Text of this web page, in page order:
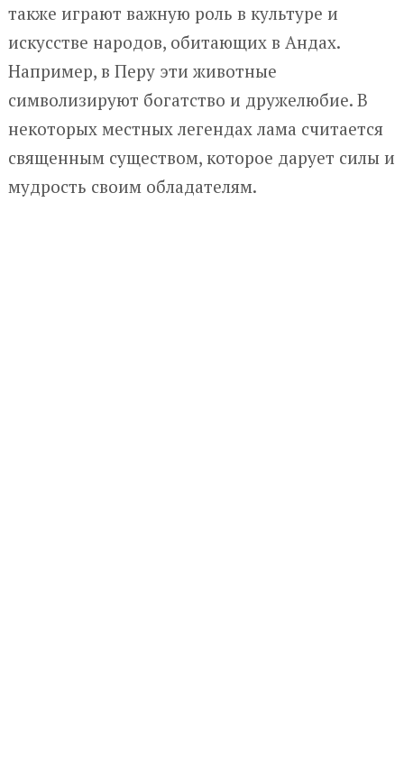
также играют важную роль в культуре и
искусстве народов, обитающих в Андах.
Например, в Перу эти животные
символизируют богатство и дружелюбие. В
некоторых местных легендах лама считается
священным существом, которое дарует силы и
мудрость своим обладателям.